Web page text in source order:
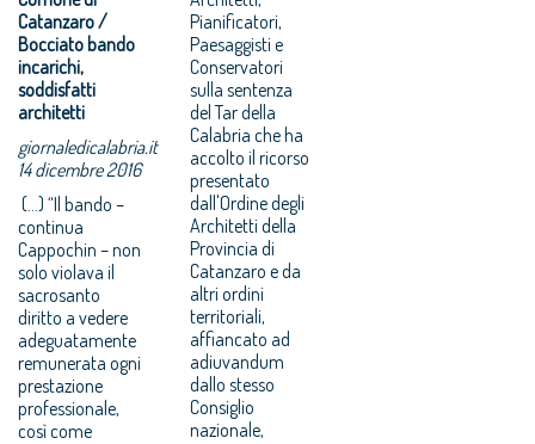
Catanzaro /
Bocciato bando
incarichi,
soddisfatti
architetti
giornaledicalabria.it
14 dicembre 2016
(...) “Il bando –
continua
Cappochin – non
solo violava il
sacrosanto
diritto a vedere
adeguatamente
remunerata ogni
prestazione
professionale,
così come
Pianificatori,
Paesaggisti e
Conservatori
sulla sentenza
del Tar della
Calabria che ha
accolto il ricorso
presentato
dall'Ordine degli
Architetti della
Provincia di
Catanzaro e da
altri ordini
territoriali,
affiancato ad
adiuvandum
dallo stesso
Consiglio
nazionale,